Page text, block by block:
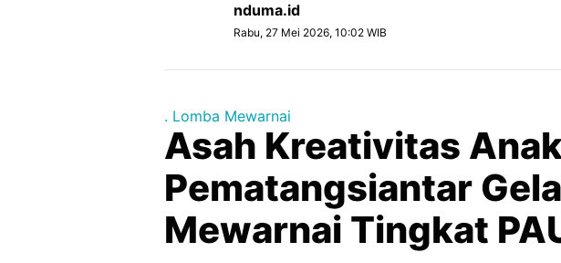
nduma.id
Rabu, 27 Mei 2026, 10:02 WIB
. Lomba Mewarnai
Asah Kreativitas
Pematangsiantar
Mewarnai Tingkat